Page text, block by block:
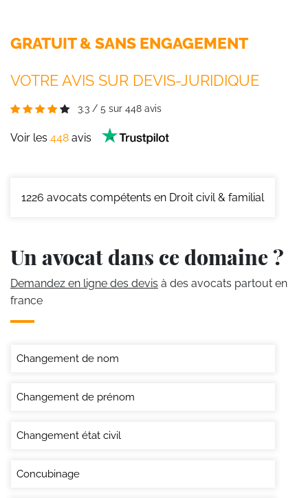
GRATUIT & SANS ENGAGEMENT
VOTRE AVIS SUR DEVIS-JURIDIQUE
3.3 / 5 sur 448 avis
Voir les 448 avis
1226 avocats compétents en Droit civil & familial
Un avocat dans ce domaine ?
Demandez en ligne des devis à des avocats partout en
france
Changement de nom
Changement de prénom
Changement état civil
Concubinage